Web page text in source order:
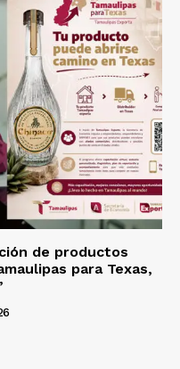
de productos
para Texas,